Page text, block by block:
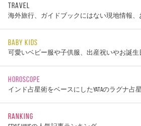
TRAVEL
海外旅行、ガイドブックにはない現地情報
BABY KIDS
可愛いベビー服や子供服、出産祝いやお誕生
HOROSCOPE
インド占星術をベースにしたYATAのラグナ占
RANKING